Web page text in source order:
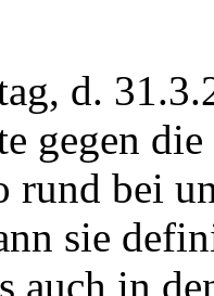
d.
gegen
rund bei
sie
auch in